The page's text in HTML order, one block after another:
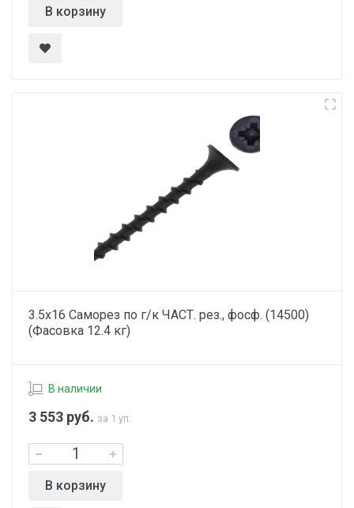
В корзину
3.5х16 Саморез по г/к ЧАСТ. рез., фосф. (14500)
(Фасовка 12.4 кг)
В наличии
3 553 руб. за 1 уп.
В корзину